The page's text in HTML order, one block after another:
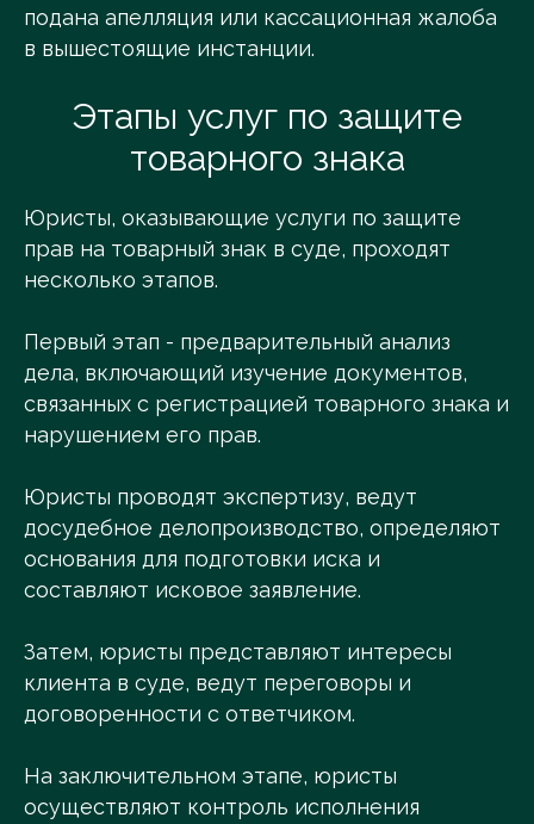
подана апелляция или кассационная жалоба
в вышестоящие инстанции.
Этапы услуг по защите
товарного знака
Юристы, оказывающие услуги по защите
прав на товарный знак в суде, проходят
несколько этапов.
Первый этап - предварительный анализ
дела, включающий изучение документов,
связанных с регистрацией товарного знака и
нарушением его прав.
Юристы проводят экспертизу, ведут
досудебное делопроизводство, определяют
основания для подготовки иска и
составляют исковое заявление.
Затем, юристы представляют интересы
клиента в суде, ведут переговоры и
договоренности с ответчиком.
На заключительном этапе, юристы
осуществляют контроль исполнения